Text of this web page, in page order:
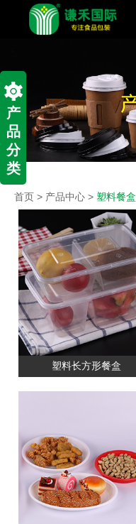
产
品
分
类
首页 > 产品中心 > 塑料餐盒
塑料长方形餐盒